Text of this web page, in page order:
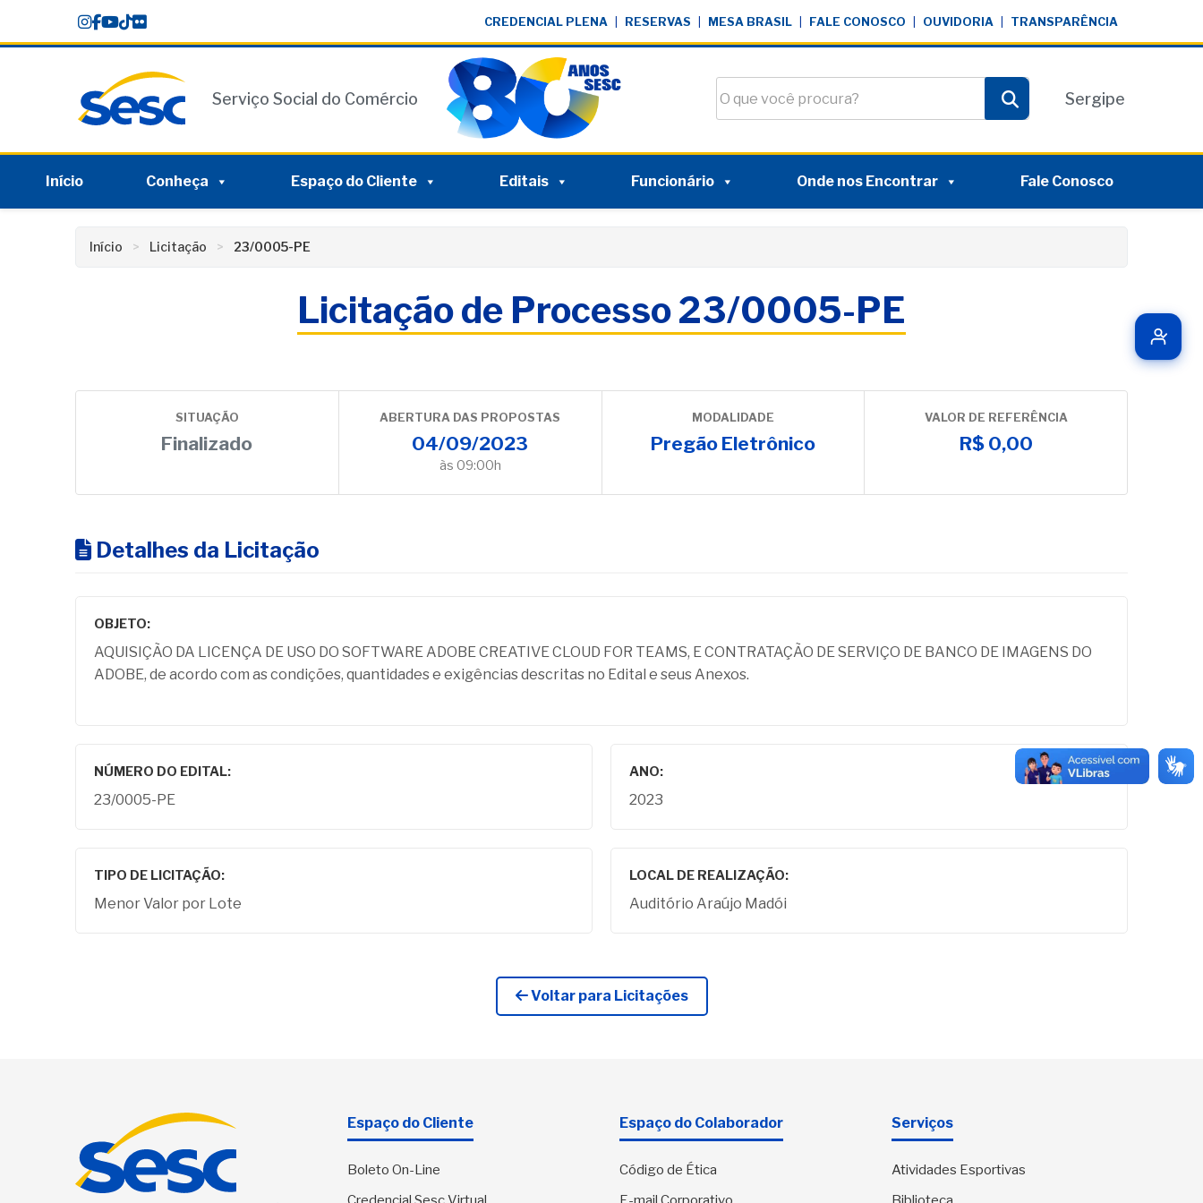
content
CREDENCIAL PLENA RESERVAS MESA BRASIL FALE CONOSCO OUVIDORIA TRANSPARÊNCIA
Serviço Social do Comércio
Pesquisar
Sergipe
Início Conheça Espaço do Cliente Editais Funcionário Onde nos Encontrar Fale Conosco
Início Licitação 23/0005-PE
Licitação de Processo 23/0005-PE
SITUAÇÃO
Finalizado
ABERTURA DAS PROPOSTAS
04/09/2023
às 09:00h
MODALIDADE
Pregão Eletrônico
VALOR DE REFERÊNCIA
R$ 0,00
Detalhes da Licitação
OBJETO:
AQUISIÇÃO DA LICENÇA DE USO DO SOFTWARE ADOBE CREATIVE CLOUD FOR TEAMS, E CONTRATAÇÃO DE SERVIÇO DE BANCO DE IMAGENS DO
ADOBE, de acordo com as condições, quantidades e exigências descritas no Edital e seus Anexos.
NÚMERO DO EDITAL:
23/0005-PE
ANO:
2023
TIPO DE LICITAÇÃO:
Menor Valor por Lote
LOCAL DE REALIZAÇÃO:
Auditório Araújo Madói
Voltar para Licitações
Espaço do Cliente
Boleto On-Line
Espaço do Colaborador
Código de Ética
Serviços
Atividades Esportivas